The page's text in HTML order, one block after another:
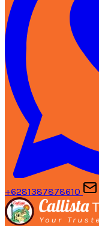
+6281387878610